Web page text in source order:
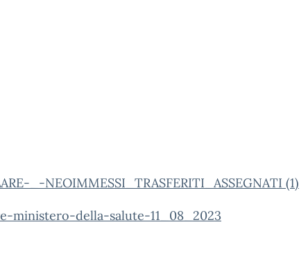
_-NEOIMMESSI_TRASFERITI_ASSEGNATI (1)
ministero-della-salute-11_08_2023